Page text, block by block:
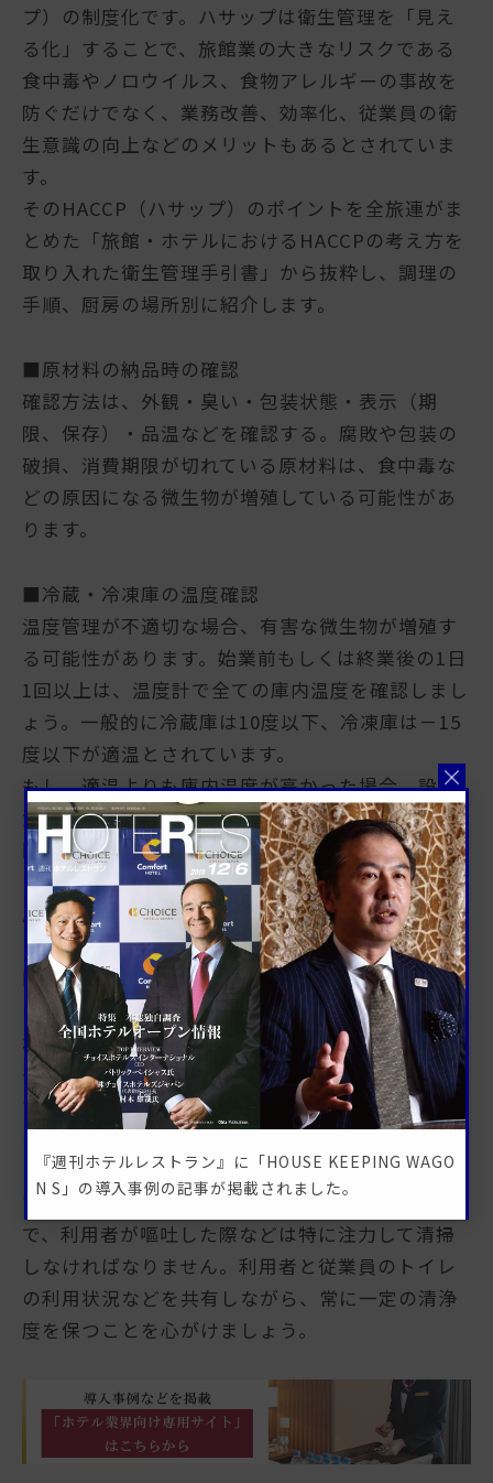
『週刊ホテルレストラン』に「HOUSE KEEPING WAGO
N S」の導入事例の記事が掲載されました。
プ）の制度化です。ハサップは衛生管理を「見え
る化」することで、旅館業の大きなリスクである
食中毒やノロウイルス、食物アレルギーの事故を
防ぐだけでなく、業務改善、効率化、従業員の衛
生意識の向上などのメリットもあるとされていま
す。
そのHACCP（ハサップ）のポイントを全旅連がま
とめた「旅館・ホテルにおけるHACCPの考え方を
取り入れた衛生管理手引書」から抜粋し、調理の
手順、厨房の場所別に紹介します。
■原材料の納品時の確認
確認方法は、外観・臭い・包装状態・表示（期
限、保存）・品温などを確認する。腐敗や包装の
破損、消費期限が切れている原材料は、食中毒な
どの原因になる微生物が増殖している可能性があ
ります。
■冷蔵・冷凍庫の温度確認
温度管理が不適切な場合、有害な微生物が増殖す
る可能性があります。始業前もしくは終業後の1日
1回以上は、温度計で全ての庫内温度を確認しまし
ょう。一般的に冷蔵庫は10度以下、冷凍庫は－15
度以下が適温とされています。
もし、適温よりも庫内温度が高かった場合、設定
温度を再調整し、故障の疑いがあればメーカーに
問い合わせましょう。その間保存していた食材
は、状態を確認し、傷んでいる可能性があれば使
用しないようにしましょう。
■トイレの洗浄・消毒
「旅館・ホテルにおけるHACCPの考え方を取り入
れた衛生管理手引書」では、トイレの清掃・消毒
も厨房の衛生管理に間接的に関わるとされていま
す。その理由として、大腸菌やノロウイルスなど
の微生物はトイレで発生しやすく、厨房のスタッ
フが意図せず汚染されてしまう可能性があるので
す。例えば、ドアノブや水洗レバーなどが要注意
で、利用者が嘔吐した際などは特に注力して清掃
しなければなりません。利用者と従業員のトイレ
の利用状況などを共有しながら、常に一定の清浄
度を保つことを心がけましょう。